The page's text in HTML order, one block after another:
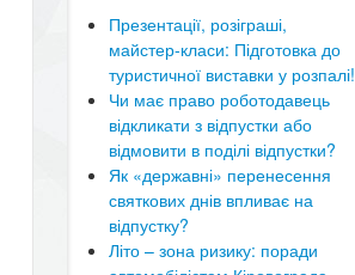
Презентації, розіграші,
майстер-класи: Підготовка до
туристичної виставки у розпалі!
Чи має право роботодавець
відкликати з відпустки або
відмовити в поділі відпустки?
Як «державні» перенесення
святкових днів впливає на
відпустку?
Літо – зона ризику: поради